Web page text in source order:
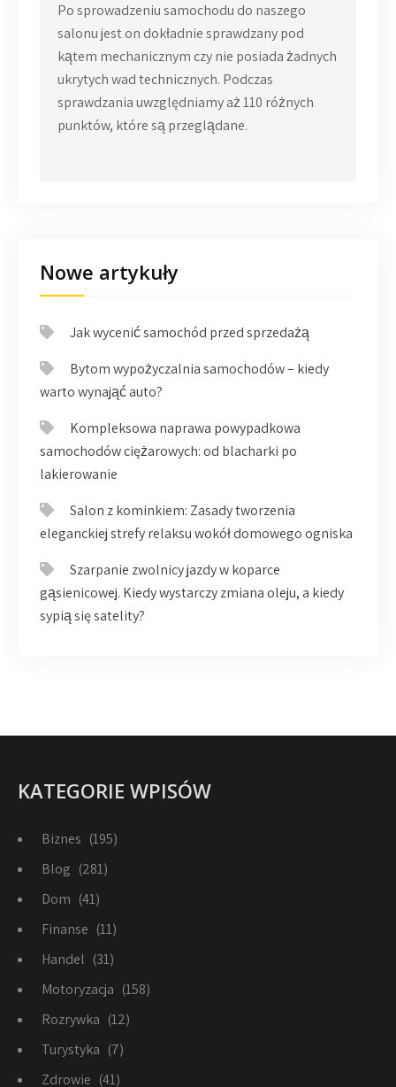
Po sprowadzeniu samochodu do naszego
salonu jest on dokładnie sprawdzany pod
kątem mechanicznym czy nie posiada żadnych
ukrytych wad technicznych. Podczas
sprawdzania uwzględniamy aż 110 różnych
punktów, które są przeglądane.
Nowe artykuły
Jak wycenić samochód przed sprzedażą
Bytom wypożyczalnia samochodów – kiedy
warto wynająć auto?
Kompleksowa naprawa powypadkowa
samochodów ciężarowych: od blacharki po
lakierowanie
Salon z kominkiem: Zasady tworzenia
eleganckiej strefy relaksu wokół domowego ogniska
Szarpanie zwolnicy jazdy w koparce
gąsienicowej. Kiedy wystarczy zmiana oleju, a kiedy
sypią się satelity?
KATEGORIE WPISÓW
Biznes (195)
Blog (281)
Dom (41)
Finanse (11)
Handel (31)
Motoryzacja (158)
Rozrywka (12)
Turystyka (7)
Zdrowie (41)